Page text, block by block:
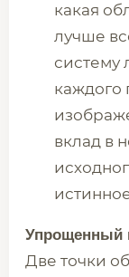
какая
лучше
систему
каждого
вклад в
Упрощенный
Две точки